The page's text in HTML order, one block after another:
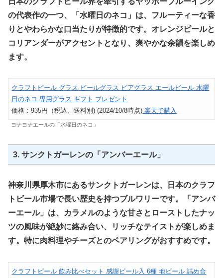
の代表作の一つ、「水曜日のネコ」は、フルーティーな香
りとやわらかな口当たりが特徴的です。オレンジピールと
コリアンダーがアクセントとなり、爽やかな余韻を楽しめ
ます。
クラフトビール グラス ビールグラス ビアグラス エールビール 水曜
日のネコ 専用グラス ギフト プレゼント
価格：935円（税込、送料別) (2024/10/8時点) 楽天で購入
ヨナヨナエールの「水曜日のネコ」
3. サンクトガーレンの「アンバーエール」
神奈川県厚木市にあるサンクトガーレンは、日本のクラフ
トビール市場で長い歴史を持つブルワリーです。「アンバ
ーエール」は、カラメルのような甘さとローストしたナッ
ツの風味が絶妙に絡み合い、リッチなテイストが楽しめま
す。特に肉料理やチーズとのペアリングがおすすめです。
クラフトビール 飲み比べセット 感謝ビール入 6種 地ビール 詰め合